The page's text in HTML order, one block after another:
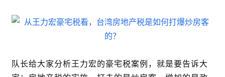
队长给大家分析王力宏的豪宅税案例，就是要告诉大